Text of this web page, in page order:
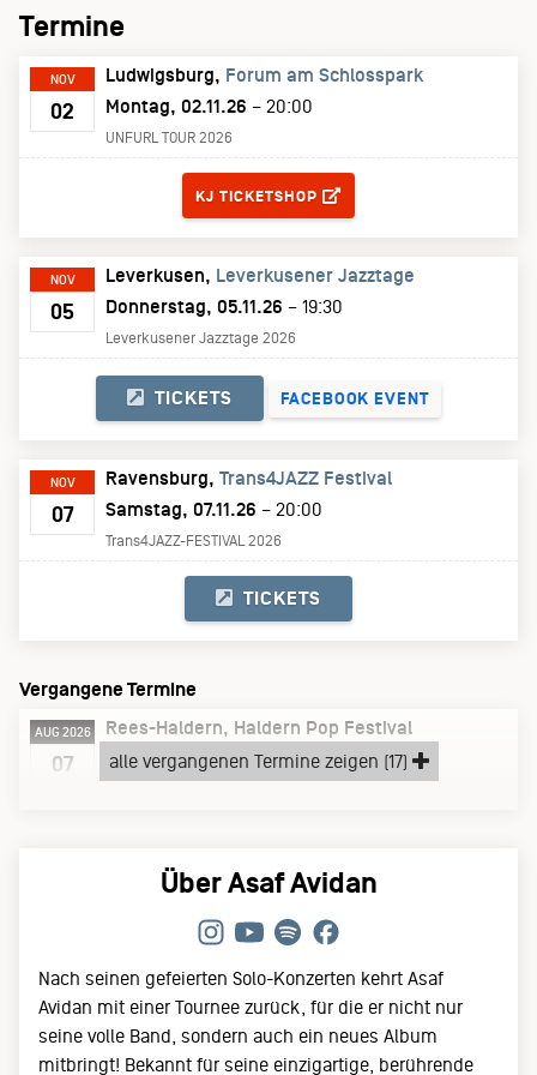
Termine
NOV
02
Ludwigsburg
Forum am Schlosspark
Montag, 02.11.26 – 20:00
UNFURL TOUR 2026
KJ TICKETSHOP
NOV
05
Leverkusen
Leverkusener Jazztage
Donnerstag, 05.11.26 – 19:30
Leverkusener Jazztage 2026
TICKETS FACEBOOK EVENT
NOV
07
Ravensburg Trans4JAZZ Festival
Samstag, 07.11.26 – 20:00
Trans4JAZZ-FESTIVAL 2026
TICKETS
Vergangene Termine
AUG 2026
07
Rees-Haldern
Haldern Pop Festival
Freitag, 07.08.26
alle vergangenen Termine zeigen (17)
Über Asaf Avidan
Nach seinen gefeierten Solo-Konzerten kehrt Asaf
Avidan mit einer Tournee zurück, für die er nicht nur
seine volle Band, sondern auch ein neues Album
mitbringt! Bekannt für seine einzigartige, berührende